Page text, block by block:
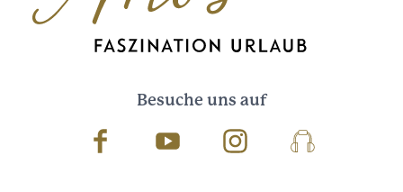
Besuche uns auf
Facebook Youtube InstagramPodcast